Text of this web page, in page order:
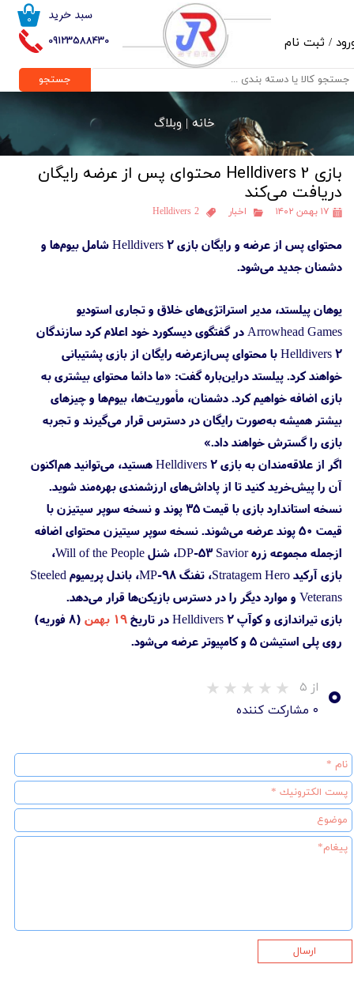
09123588430
۰ سبد خرید
/ ثبت نام
حساب کاربری من
تغییر گذر واژه
خروج از حساب کاربری
جستجو
خانه |وبلاگ
بازی Helldivers 2 محتوای پس از عرضه رایگان
دریافت می‌کند
۱۷ بهمن ۱۴۰۲ اخبار Helldivers 2
محتوای پس از عرضه و رایگان بازی Helldivers 2 شامل بیوم‌ها و
دشمنان جدید می‌شود.
یوهان پیلستد، مدیر استراتژی‌های خلاق و تجاری استودیو
Arrowhead Games در گفتگوی دیسکورد خود اعلام کرد سازندگان
Helldivers 2 با محتوای پس‌ازعرضه رایگان از بازی پشتیبانی
خواهند کرد. پیلستد دراین‌باره گفت: «ما دائما محتوای بیشتری به
بازی اضافه خواهیم کرد. دشمنان، مأموریت‌ها، بیوم‌ها و چیزهای
بیشتر همیشه به‌صورت رایگان در دسترس قرار می‌گیرند و تجربه
بازی را گسترش خواهند داد.»
اگر از علاقه‌مندان به بازی Helldivers 2 هستید، می‌توانید هم‌اکنون
آن را پیش‌خرید کنید تا از پاداش‌های ارزشمندی بهره‌مند شوید.
نسخه استاندارد بازی با قیمت ۳۵ پوند و نسخه سوپر سیتیزن با
قیمت ۵۰ پوند عرضه می‌شوند. نسخه سوپر سیتیزن محتوای اضافه
از‌جمله مجموعه زره DP-53 Savior، شنل Will of the People،
بازی آرکید Stratagem Hero، تفنگ MP-98، باندل پریمیوم Steeled
Veterans و موارد دیگر را در دسترس بازیکن‌ها قرار می‌دهد.
بازی تیراندازی و کوآپ Helldivers 2 در تاریخ
۱۹ بهمن
(۸ فوریه)
روی پلی استیشن 5 و کامپیوتر عرضه می‌شود.
۰ از ۵
۰ مشارکت کننده
ارسال